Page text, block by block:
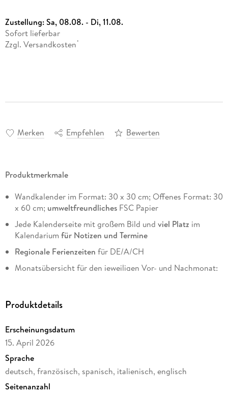
Zustellung:Sa, 08.08. - Di, 11.08.
Sofort lieferbar
Zzgl. Versandkosten *
Merken Empfehlen Bewerten
Produktmerkmale
Wandkalender im Format: 30 x 30 cm; Offenes Format: 30
x 60 cm; umweltfreundlichesFSC Papier
Jede Kalenderseite mit großem Bild und viel Platz im
Kalendarium für Notizen und Termine
Regionale Ferienzeiten für DE/A/CH
Monatsübersicht für den jeweiligen Vor- und Nachmonat;
Zwölf traumhaft schöne Landschaftsfotos mit herrlichen
Mondstimmungen und wertvolle Tipps rund um Haushalt,
Lebensplanung im Einklang mit dem Mond.
Produktdetails
Erscheinungsdatum
15. April 2026
Sprache
deutsch, französisch, spanisch, italienisch, englisch
Seitenanzahl